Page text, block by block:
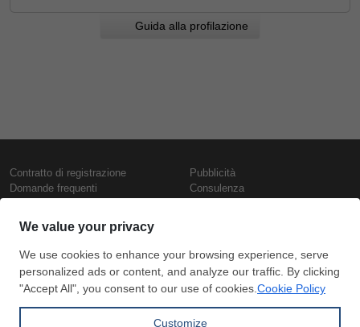
Guida alla profilazione
Contratto di registrazione
Domande frequenti
Presentazione
Contattaci
Termini di utilizzo
Politica di riservatezza
Pubblicità
Consulenza
Prezzi e indici
Marketplace Inc.